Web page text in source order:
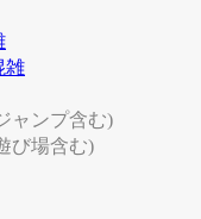
雑
ャンプ含む)
び場含む)